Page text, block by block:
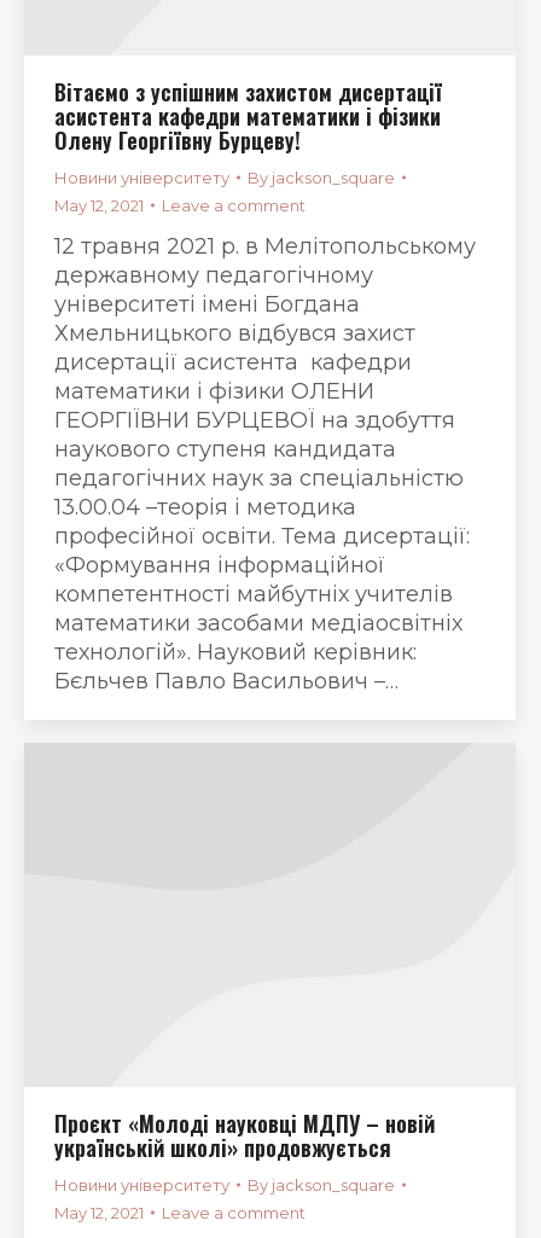
Вітаємо з успішним захистом дисертації
асистента кафедри математики і фізики
Олену Георгіївну Бурцеву!
Новини університету By jackson_square
May 12, 2021
Leave a comment
12 травня 2021 р. в Мелітопольському
державному педагогічному
університеті імені Богдана
Хмельницького відбувся захист
дисертації асистента кафедри
математики і фізики ОЛЕНИ
ГЕОРГІЇВНИ БУРЦЕВОЇ на здобуття
наукового ступеня кандидата
педагогічних наук за спеціальністю
13.00.04 –теорія і методика
професійної освіти. Тема дисертації:
«Формування інформаційної
компетентності майбутніх учителів
математики засобами медіаосвітніх
технологій». Науковий керівник:
Бєльчев Павло Васильович –…
Проєкт «Молоді науковці МДПУ – новій
українській школі» продовжується
Новини університету By jackson_square
May 12, 2021
Leave a comment